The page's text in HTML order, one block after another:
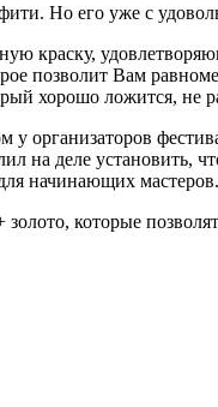
Но его уже с
краску,
позволит Вам
хорошо ложится, не
у организаторов
деле установить,
начинающих мастеров.
которые